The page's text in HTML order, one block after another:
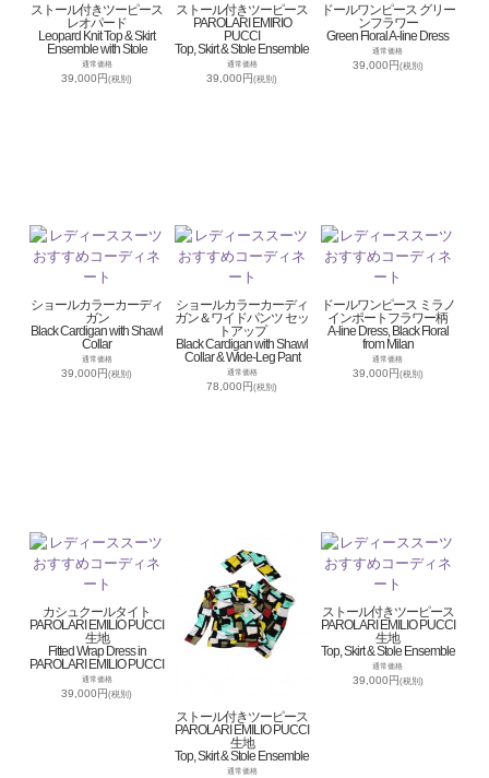
ストール付きツーピース
レオパード
Leopard Knit Top & Skirt
Ensemble with Stole
通常価格
39,000円(税別)
ストール付きツーピース
PAROLARI EMIRIO
PUCCI
Top, Skirt & Stole Ensemble
通常価格
39,000円(税別)
ドールワンピース グリー
ンフラワー
Green Floral A-line Dress
通常価格
39,000円(税別)
ショールカラーカーディ
ガン
Black Cardigan with Shawl
Collar
通常価格
39,000円(税別)
ショールカラーカーディ
ガン＆ワイドパンツ セッ
トアップ
Black Cardigan with Shawl
Collar & Wide-Leg Pant
通常価格
78,000円(税別)
ドールワンピース ミラノ
インポートフラワー柄
A-line Dress, Black Floral
from Milan
通常価格
39,000円(税別)
カシュクールタイト
PAROLARI EMILIO PUCCI
生地
Fitted Wrap Dress in
PAROLARI EMILIO PUCCI
通常価格
39,000円(税別)
ストール付きツーピース
PAROLARI EMILIO PUCCI
生地
Top, Skirt & Stole Ensemble
通常価格
ストール付きツーピース
PAROLARI EMILIO PUCCI
生地
Top, Skirt & Stole Ensemble
通常価格
39,000円(税別)